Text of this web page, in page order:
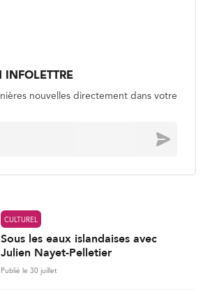
Sous les eaux islandaises avec
Jasmine Elyse : le meilleur est à
venir
Publié le 27 juillet